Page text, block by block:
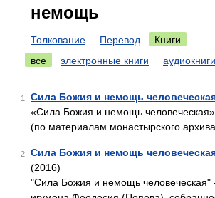
немощь
Толкование Перевод
Книги
все
электронные книги аудиокниги
1 Сила Божия и немощь
«Сила Божия и немощь
(по материалам монастырского
2 Сила Божия и немощь
(2016)
"Сила Божия и немощь человеческая"